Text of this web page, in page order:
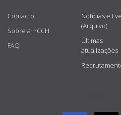
Contacto
Sobre a HCCH
FAQ
Notícias e
(Arquivo)
Últimas
atualizações